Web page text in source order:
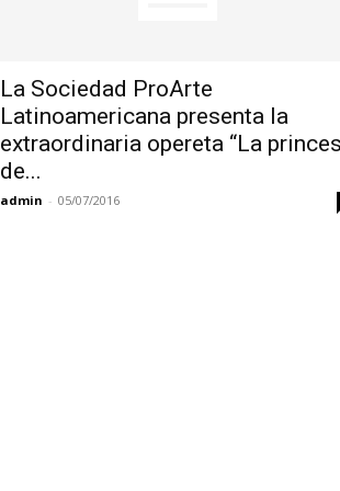
La Sociedad ProArte
Latinoamericana presenta la
extraordinaria opereta “La
de...
admin - 05/07/2016